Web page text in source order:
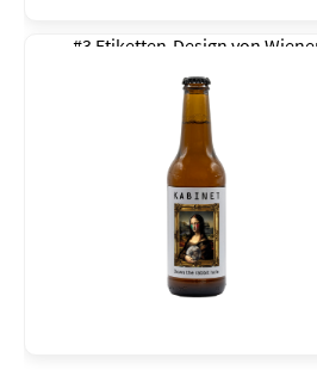
#3 Etiketten-Design von